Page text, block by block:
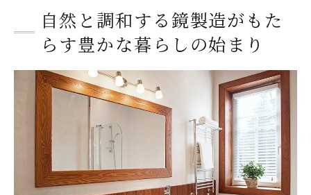
生活空間に与える自然の恩恵
天然素材の可能性を探る
天然素材が生む鏡の温かみとそのデザインの発
展
木材の持つユニークな質感
天然石を活かしたデザインの魅力
素材選びが決めるデザインの方向性
自然素材の美しさを引き出す技術
自然と調和する鏡製造がもた
らす豊かな暮らしの始まり